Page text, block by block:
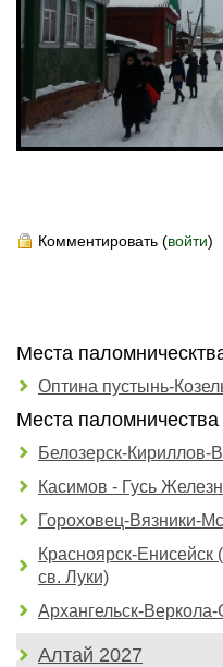
Комментировать (войти)
Места
Оптина пустынь-
Места паломничества
Белозерск-Кириллов-
Касимов - Гусь
Гороховец-Вязники-
Красноярск-Енисейск
св. Луки)
Архангельск-
Алтай 2027